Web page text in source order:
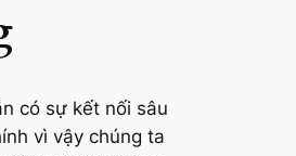
có sự kết nối sâu
vì vậy chúng ta